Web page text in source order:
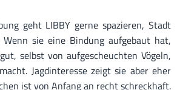
geht LIBBY gerne spazieren, Stadt
sie eine Bindung aufgebaut hat,
selbst von aufgescheuchten Vögeln,
Jagdinteresse zeigt sie aber eher
ist von Anfang an recht schreckhaft.